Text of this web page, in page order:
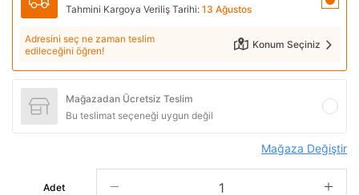
Tahmini Kargoya Veriliş Tarihi: 13 Ağustos
Adresini seç ne zaman teslim
edileceğini öğren!
Konum Seçiniz
Mağazadan Ücretsiz Teslim
Bu teslimat seçeneği uygun değil
Mağaza Değiştir
Adet